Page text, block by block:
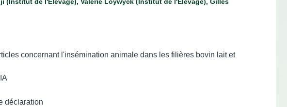
Denis Faradji (Institut de l'Elevage), Valérie Loywyck (Institut de
de l'Elevage)
articles concernant l'insémination animale dans les filières
d'IA
déclaration